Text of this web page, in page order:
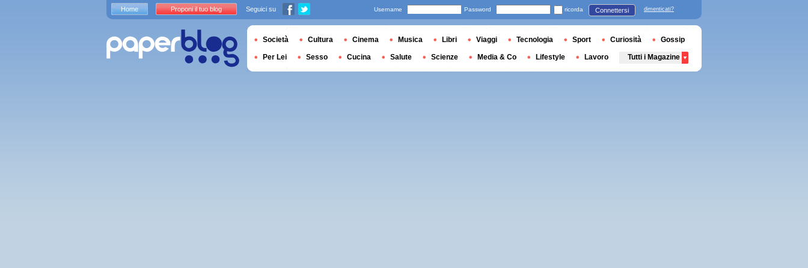
Home Proponi il tuo blog Seguici su Username Password ricorda Connettersi dimenticati?
Società Cultura Cinema Musica Libri Viaggi Tecnologia Sport Curiosità Gossip
Per Lei Sesso Cucina Salute Scienze Media & Co Lifestyle Lavoro Tutti i Magazine